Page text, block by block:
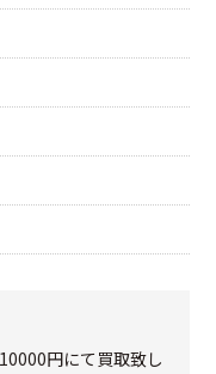
円にて買取致し